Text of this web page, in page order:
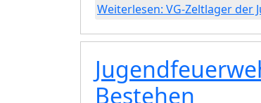
Weiterlesen: VG-Zeltlager
Bestehen